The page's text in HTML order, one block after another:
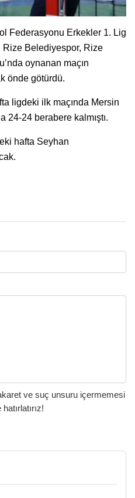
Federasyonu Erkekler 1. Lig
Rize Belediyespor, Rize
oynanan maçın
önde götürdü.
ligdeki ilk maçında Mersin
24-24 berabere kalmıştı.
hafta Seyhan
ve suç unsuru içermemesi